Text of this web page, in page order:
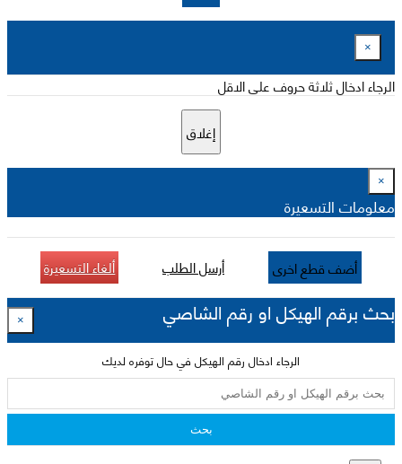
×
الرجاء ادخال ثلاثة حروف على الاقل
إغلاق
×
معلومات التسعيرة
أضف قطع اخرى أرسل الطلب ألغاء التسعيرة
بحث برقم الهيكل او رقم الشاصي ×
الرجاء ادخال رقم الهيكل في حال توفره لديك
بحث